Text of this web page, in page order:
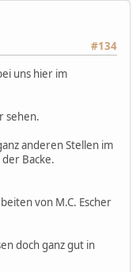
#134
uns hier im
sehen.
anderen Stellen im
Backe.
von M.C. Escher
doch ganz gut in